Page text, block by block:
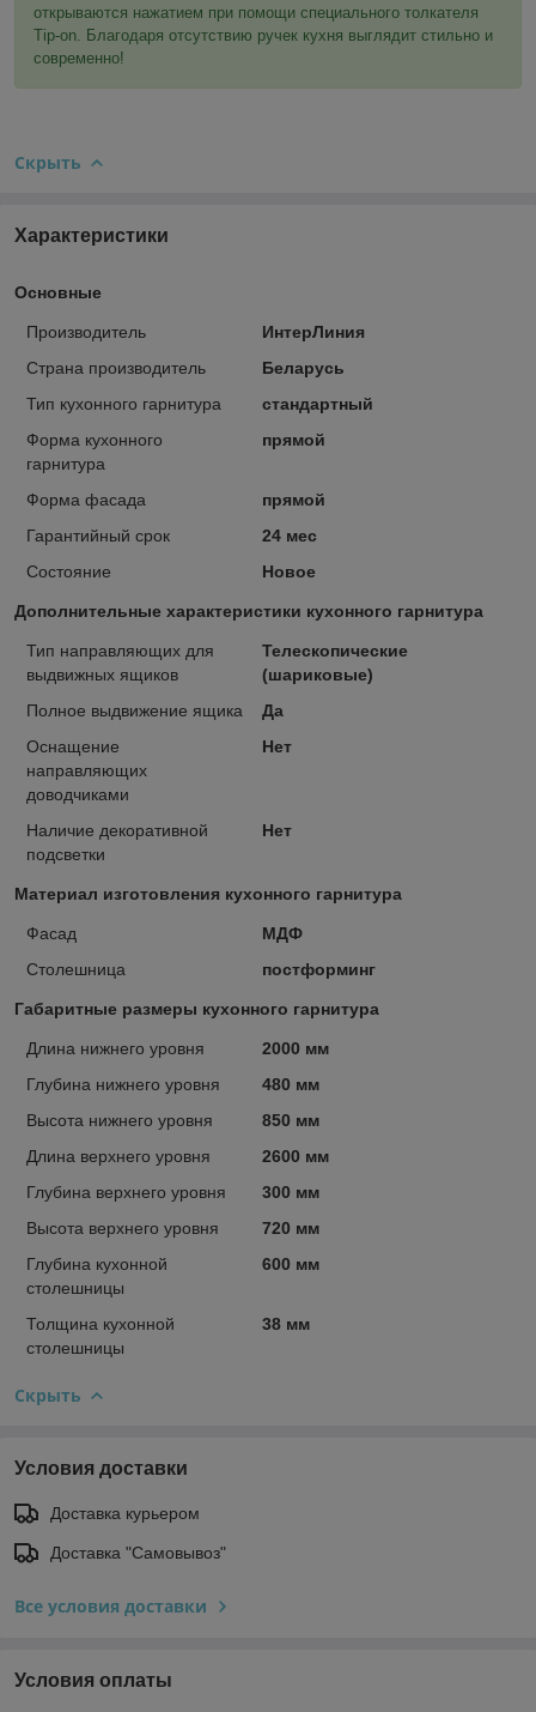
открываются нажатием при помощи специального толкателя
Tip-on. Благодаря отсутствию ручек кухня выглядит стильно и
современно!
Скрыть
Характеристики
Основные
Производитель
ИнтерЛиния
Страна производитель
Беларусь
Тип кухонного гарнитура
стандартный
Форма кухонного
гарнитура
прямой
Форма фасада
прямой
Гарантийный срок
24 мес
Состояние
Новое
Дополнительные характеристики кухонного гарнитура
Тип направляющих для
выдвижных ящиков
Телескопические
(шариковые)
Полное выдвижение ящика
Да
Оснащение
направляющих
доводчиками
Нет
Наличие декоративной
подсветки
Нет
Материал изготовления кухонного гарнитура
Фасад
МДФ
Столешница
постформинг
Габаритные размеры кухонного гарнитура
Длина нижнего уровня
2000 мм
Глубина нижнего уровня
480 мм
Высота нижнего уровня
850 мм
Длина верхнего уровня
2600 мм
Глубина верхнего уровня
300 мм
Высота верхнего уровня
720 мм
Глубина кухонной
столешницы
600 мм
Толщина кухонной
столешницы
38 мм
Скрыть
Условия доставки
Доставка курьером
Доставка "Самовывоз"
Все условия доставки
Условия оплаты